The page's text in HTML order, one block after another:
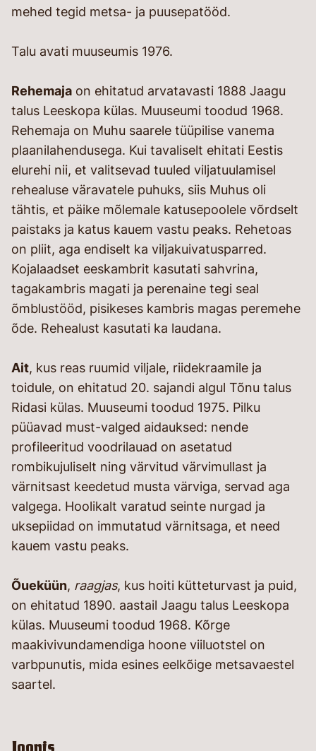
mehed tegid metsa- ja puusepatööd.
Talu avati muuseumis 1976.
Rehemaja on ehitatud arvatavasti 1888 Jaagu
talus Leeskopa külas. Muuseumi toodud 1968.
Rehemaja on Muhu saarele tüüpilise vanema
plaanilahendusega. Kui tavaliselt ehitati Eestis
elurehi nii, et valitsevad tuuled viljatuulamisel
rehealuse väravatele puhuks, siis Muhus oli
tähtis, et päike mõlemale katusepoolele võrdselt
paistaks ja katus kauem vastu peaks. Rehetoas
on pliit, aga endiselt ka viljakuivatusparred.
Kojalaadset eeskambrit kasutati sahvrina,
tagakambris magati ja perenaine tegi seal
õmblustööd, pisikeses kambris magas peremehe
õde. Rehealust kasutati ka laudana.
Ait, kus reas ruumid viljale, riidekraamile ja
toidule, on ehitatud 20. sajandi algul Tõnu talus
Ridasi külas. Muuseumi toodud 1975. Pilku
püüavad must-valged aidauksed: nende
profileeritud voodrilauad on asetatud
rombikujuliselt ning värvitud värvimullast ja
värnitsast keedetud musta värviga, servad aga
valgega. Hoolikalt varatud seinte nurgad ja
uksepiidad on immutatud värnitsaga, et need
kauem vastu peaks.
Õueküün, raagjas, kus hoiti kütteturvast ja puid,
on ehitatud 1890. aastail Jaagu talus Leeskopa
külas. Muuseumi toodud 1968. Kõrge
maakivivundamendiga hoone viiluotstel on
varbpunutis, mida esines eelkõige metsavaestel
saartel.